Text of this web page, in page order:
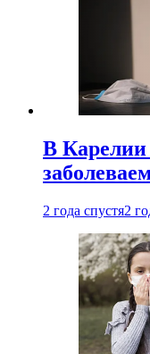
В Карелии
2 года спустя2